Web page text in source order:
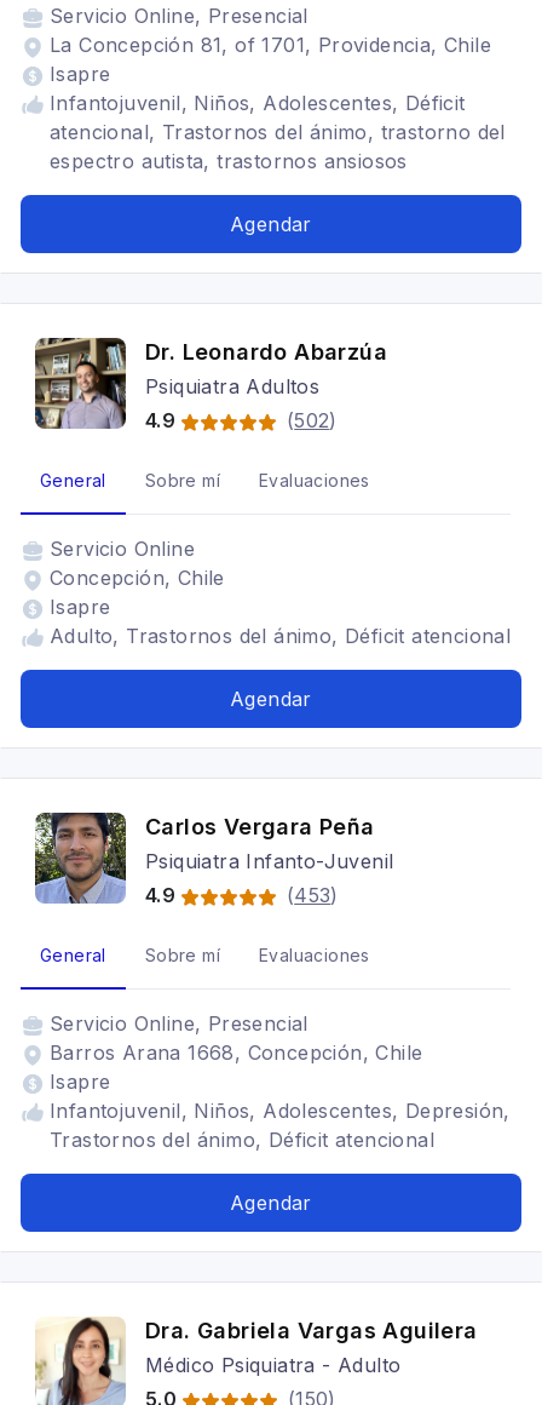
Servicio Online, Presencial
La Concepción 81, of 1701, Providencia, Chile
Isapre
Infantojuvenil, Niños, Adolescentes, Déficit
atencional, Trastornos del ánimo, trastorno del
espectro autista, trastornos ansiosos
Agendar
Dr. Leonardo Abarzúa
Psiquiatra Adultos
4.9
(502)
General Sobre mí Evaluaciones
Servicio Online
Concepción, Chile
Isapre
Adulto, Trastornos del ánimo, Déficit atencional
Agendar
Carlos Vergara Peña
Psiquiatra Infanto-Juvenil
4.9
(453)
General Sobre mí Evaluaciones
Servicio Online, Presencial
Barros Arana 1668, Concepción, Chile
Isapre
Infantojuvenil, Niños, Adolescentes, Depresión,
Trastornos del ánimo, Déficit atencional
Agendar
Dra. Gabriela Vargas Aguilera
Médico Psiquiatra - Adulto
5.0
(150)